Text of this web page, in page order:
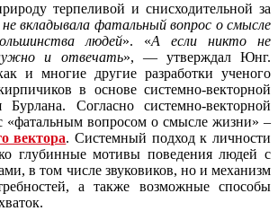
терпеливой и снисходительной за
не вкладывала фатальный вопрос о смысле
людей». «А если никто не
и отвечать», — утверждал Юнг.
и многие другие разработки ученого
в основе системно-векторной
Согласно системно-векторной
«фатальным вопросом о смысле жизни» –
вектора. Системный подход к личности
глубинные мотивы поведения людей с
в том числе звуковиков, но и механизм
а также возможные способы